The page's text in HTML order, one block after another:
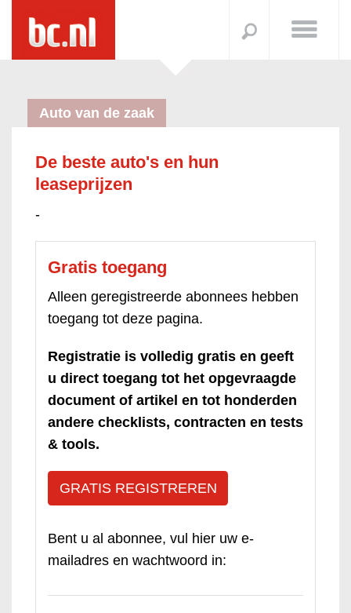
Auto van de zaak
De beste auto's en hun
leaseprijzen
-
Gratis toegang
Alleen geregistreerde abonnees hebben
toegang tot deze pagina.
Registratie is volledig gratis en geeft
u direct toegang tot het opgevraagde
document of artikel en tot honderden
andere checklists, contracten en tests
& tools.
GRATIS REGISTREREN
Bent u al abonnee, vul hier uw e-
mailadres en wachtwoord in: